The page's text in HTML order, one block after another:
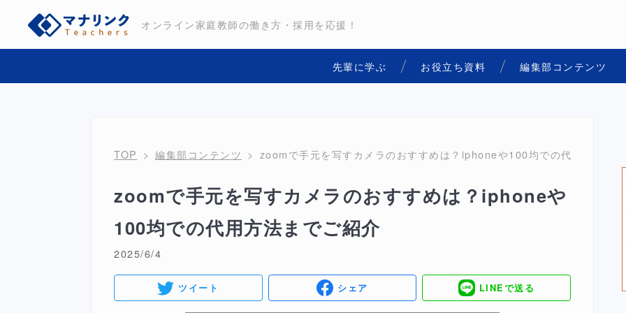
オンライン家庭教師の働き方・採用を応援！
先輩に学ぶ お役立ち資料 編集部コンテンツ
TOP 編集部コンテンツ zoomで手元を写すカメラのおすすめは？iphoneや100均での代用方法ま
zoomで手元を写すカメラのおすすめは？iphoneや
100均での代用方法までご紹介
2025/6/4
ツイート シェア LINEで送る